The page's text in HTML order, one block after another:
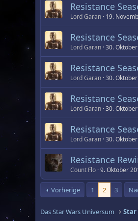
Resistance
Lord Garan 19.
Resistance
Lord Garan 30.
Resistance
Lord Garan 30.
Resistance
Lord Garan 30.
Resistance
Lord Garan 30.
Resistance
Count Flo 9. Oktober
Vorherige 1 2 3
Das Star Wars Universum Star